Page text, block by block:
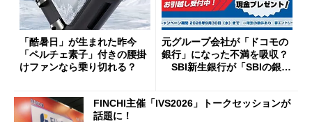
「酷暑日」が生まれた昨今
「ペルチェ素子」付きの腰掛
けファンなら乗り切れる？
元グループ会社が「ドコモの
銀行」になった不満を吸収？
SBI新生銀行が「SBIの銀
開催
FINCHI主催「IVS2026」トークセッションが
話題に！